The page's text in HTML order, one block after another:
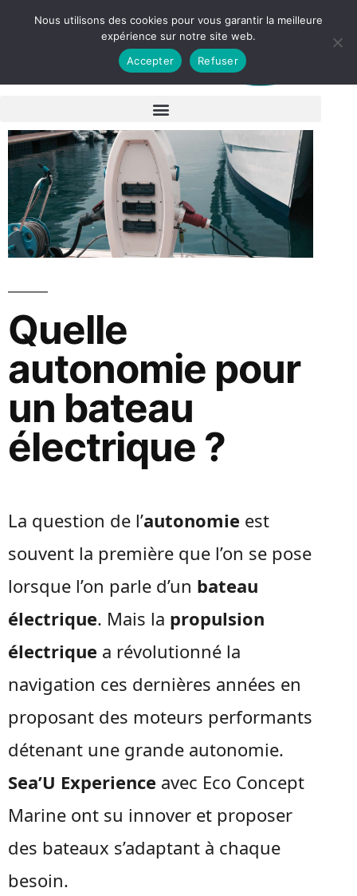
Quelle
autonomie pour
un bateau
électrique ?
La question de l’autonomie est
souvent la première que l’on se pose
lorsque l’on parle d’un bateau
électrique. Mais la propulsion
électrique a révolutionné la
navigation ces dernières années en
proposant des moteurs performants
détenant une grande autonomie.
Sea’U Experience avec Eco Concept
Marine ont su innover et proposer
des bateaux s’adaptant à chaque
besoin.
Nous utilisons des cookies pour vous garantir la meilleure
expérience sur notre site web.
Accepter
Refuser